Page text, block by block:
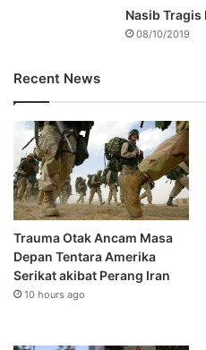
Nasib Tragis
08/10/2019
Recent News
Trauma Otak Ancam Masa
Depan Tentara Amerika
Serikat akibat Perang Iran
10 hours ago